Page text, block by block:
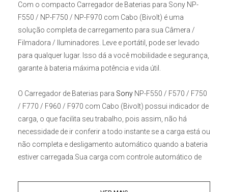
Com o compacto Carregador de Baterias para Sony NP-
F550 / NP-F750 / NP-F970 com Cabo (Bivolt) é uma
solução completa de carregamento para sua Câmera /
Filmadora / Iluminadores. Leve e portátil, pode ser levado
para qualquer lugar. Isso dá a você mobilidade e segurança,
garante à bateria máxima potência e vida útil.
O Carregador de Baterias para Sony NP-F550 / F570 / F750
/ F770 / F960 / F970 com Cabo (Bivolt) possui indicador de
carga, o que facilita seu trabalho, pois assim, não há
necessidade de ir conferir a todo instante se a carga está ou
não completa e desligamento automático quando a bateria
estiver carregada.Sua carga com controle automático de
circuito e choque eletrônico. O indicador LED inteligente